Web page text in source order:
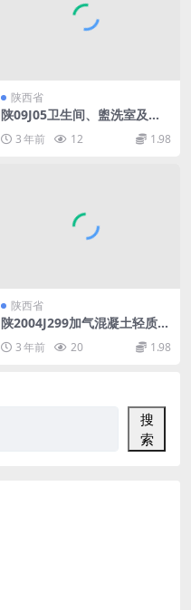
陕西省
陕09J05卫生间、盥洗室及洗
3 年前 12 1.98
陕西省
陕2004J299加气混凝土轻质条
3 年前 20 1.98
搜
索